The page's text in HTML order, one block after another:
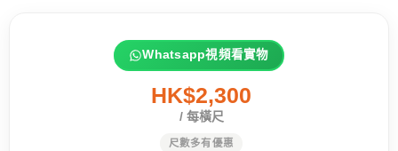
Whatsapp視頻看實物
HK$2,300
/ 每橫尺
尺數多有優惠